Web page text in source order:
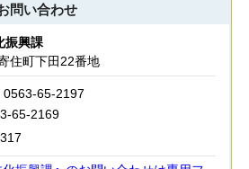
問い合わせ
振興課
住町下田22番地
0563-65-2197
65-2169